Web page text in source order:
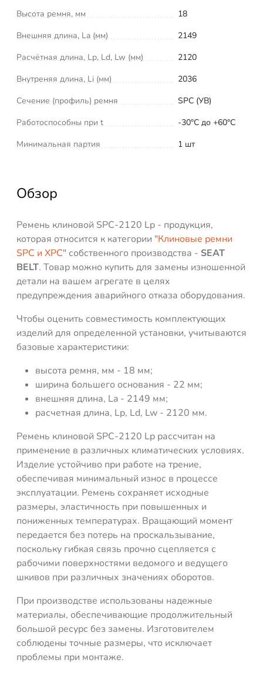
Высота ремня, мм
18
Внешняя длина, La (мм)
2149
Расчётная длина, Lp, Ld, Lw (мм)
2120
Внутреняя длина, Li (мм)
2036
Сечение (профиль) ремня
SPC (УВ)
Работоспособны при t
-30°C до +60°C
Минимальная партия
1 шт
Обзор
Ремень клиновой SPC-2120 Lp - продукция,
которая относится к категории "Клиновые ремни
SPC и XPC" собственного производства - SEAT
BELT. Товар можно купить для замены изношенной
детали на вашем агрегате в целях
предупреждения аварийного отказа оборудования.
Чтобы оценить совместимость комплектующих
изделий для определенной установки, учитываются
базовые характеристики:
высота ремня, мм - 18 мм;
ширина большего основания - 22 мм;
внешняя длина, La - 2149 мм;
расчетная длина, Lp, Ld, Lw - 2120 мм.
Ремень клиновой SPC-2120 Lp рассчитан на
применение в различных климатических условиях.
Изделие устойчиво при работе на трение,
обеспечивая минимальный износ в процессе
эксплуатации. Ремень сохраняет исходные
размеры, эластичность при повышенных и
пониженных температурах. Вращающий момент
передается без потерь на проскальзывание,
поскольку гибкая связь прочно сцепляется с
рабочими поверхностями ведомого и ведущего
шкивов при различных значениях оборотов.
При производстве использованы надежные
материалы, обеспечивающие продолжительный
большой ресурс без замены. Изготовителем
соблюдены точные размеры, что исключает
проблемы при монтаже.